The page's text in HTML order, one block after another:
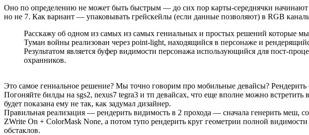
Оно по определению не может быть быстрым — до сих пор карты-середнячки
но не 7. Как вариант — упаковывать грейскейлы (если данные позволяют) в RGB
Расскажу об одном из самых из самых гениальных и простых решений которые
Туман войны реализован через point-light, находящийся в персонаже и
Результатом является буфер видимости персонажа использующийся для пост-
охранников.
Это самое гениальное решение? Мы точно говорим про мобильные девайсы?
Погоняйте билды на sgs2, nexus7 tegra3 и тп девайсах, что еще вполне можно
будет показана ему не так, как задумал дизайнер.
Правильная реализация — рендерить видимость в 2 прохода — сначала генерить меш,
ZWrite On + ColorMask None, а потом тупо рендерить круг геометрии полной
обстаклов.